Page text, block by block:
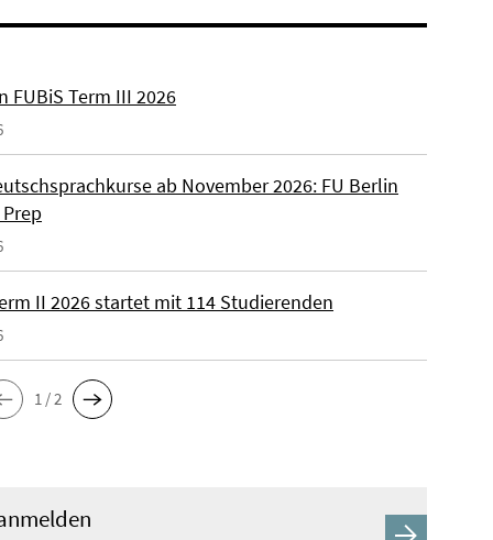
FUBiS Term III 2026
ab November 2026: FU Berlin
II 2026 startet mit 114 Studierenden
1 / 2